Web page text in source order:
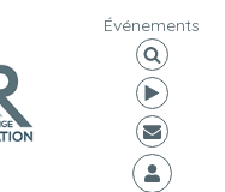
Événements